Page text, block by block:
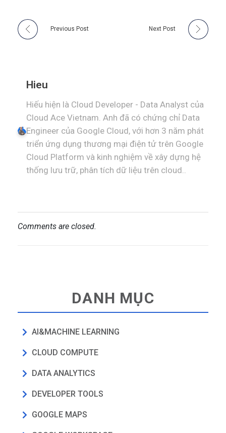
Previous Post Next Post
Hieu
Hiếu hiện là Cloud Developer - Data Analyst của
Cloud Ace Vietnam. Anh đã có chứng chỉ Data
Engineer của Google Cloud, với hơn 3 năm phát
triển ứng dụng thương mại điện tử trên Google
Cloud Platform và kinh nghiệm về xây dựng hệ
thống lưu trữ, phân tích dữ liệu trên cloud..
Comments are closed.
DANH MỤC
AI&MACHINE LEARNING
CLOUD COMPUTE
DATA ANALYTICS
DEVELOPER TOOLS
GOOGLE MAPS